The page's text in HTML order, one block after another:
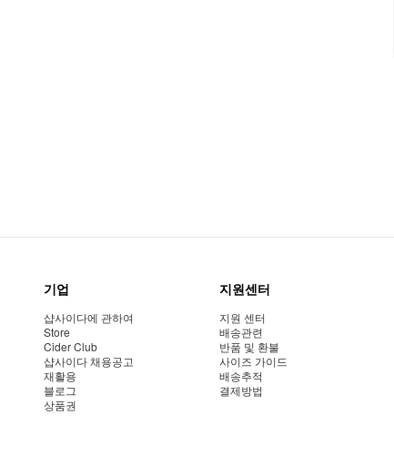
기업
샵사이다에 관하여
Store
Cider Club
샵사이다 채용공고
재활용
블로그
상품권
지원센터
지원 센터
배송관련
반품 및 환불
사이즈 가이드
배송추적
결제방법